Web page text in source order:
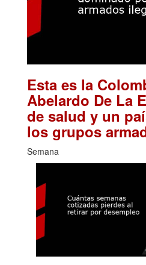
Esta es la
Abelardo De La
de salud y un
los grupos
Semana